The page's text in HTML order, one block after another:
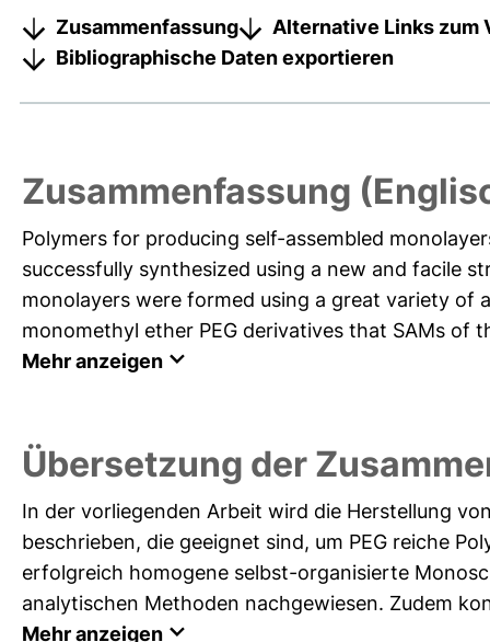
Zusammenfassung
Alternative Links zum
Bibliographische Daten exportieren
Zusammenfassung
Polymers for producing self-assembled
successfully synthesized using a new and facile
monolayers were formed using a great variety of
monomethyl ether PEG derivatives that SAMs of
Mehr anzeigen
Übersetzung der
In der vorliegenden Arbeit wird die Herstellung
beschrieben, die geeignet sind, um PEG reiche
erfolgreich homogene selbst-organisierte
analytischen Methoden nachgewiesen. Zudem
Mehr anzeigen